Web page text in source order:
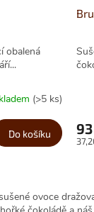
obalená
(>5 ks)
Do košíku
ovoce